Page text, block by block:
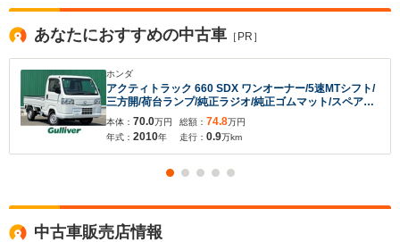
あなたにおすすめの中古車 ［PR］
ホンダ
アクティトラック 660 SDX ワンオーナー/5速MTシフト/
三方開/荷台ランプ/純正ラジオ/純正ゴムマット/スペアキ
ー/パワーステアリング/ヘッドライトレベライザー/ドア
バイザー/保証書/取扱説明書/禁煙車
本体： 70.0万円
年式： 2010年
総額： 74.8万円
走行： 0.9万km
中古車販売店情報